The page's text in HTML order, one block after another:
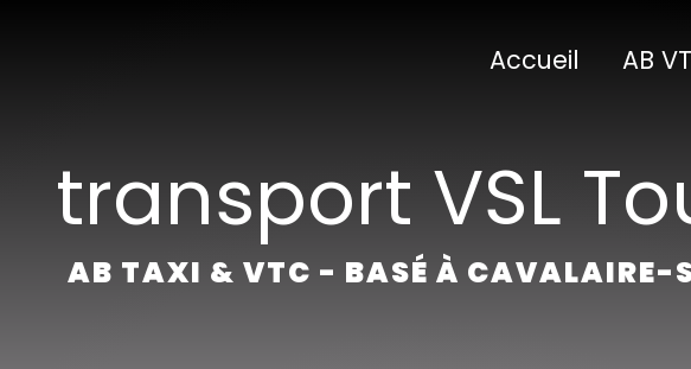
Accueil AB
transport VSL
AB TAXI & VTC - BASÉ À CAVALAIRE-